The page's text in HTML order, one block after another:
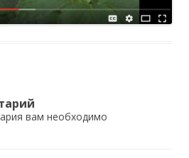
вам необходимо